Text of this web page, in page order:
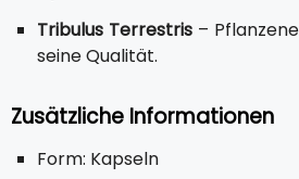
Tribulus Terrestris –
seine Qualität.
Zusätzliche Informationen
Form: Kapseln